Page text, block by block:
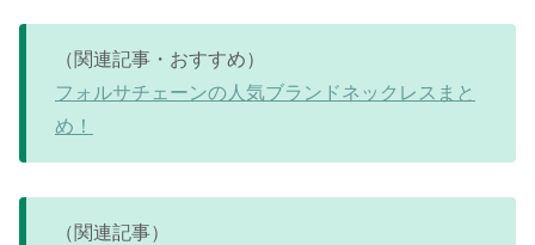
（関連記事・おすすめ）
フォルサチェーンの人気ブランドネックレスまと
め！
（関連記事）